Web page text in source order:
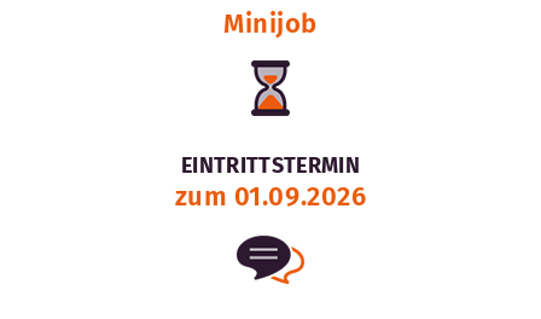
Minijob
EINTRITTSTERMIN
zum 01.09.2026